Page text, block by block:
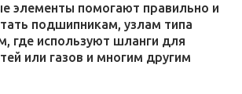
элементы помогают правильно и
подшипникам, узлам типа
где используют шланги для
или газов и многим другим